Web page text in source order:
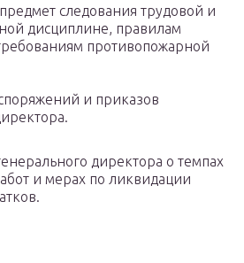
следования трудовой и
дисциплине, правилам
противопожарной
и приказов
директора о темпах
и мерах по ликвидации